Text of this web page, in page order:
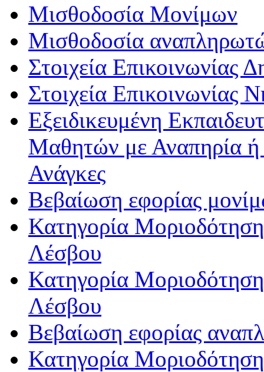
Μισθοδοσία Μονίμων
Μισθοδοσία
Στοιχεία Επικοινωνίας
Στοιχεία Επικοινωνίας
Εξειδικευμένη
Μαθητών με Αναπηρία ή /
Ανάγκες
Βεβαίωση εφορίας
Κατηγορία
Λέσβου
Κατηγορία
Λέσβου
Βεβαίωση εφορίας
Κατηγορία